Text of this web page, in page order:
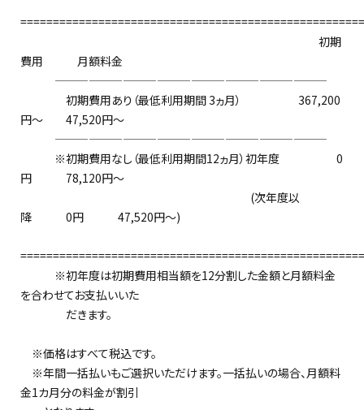
初期
費用 月額料金
————————————————————————
初期費用あり（最低利用期間 3ヵ月） 367,200
円～ 47,520円～
————————————————————————
※初期費用なし（最低利用期間12ヵ月）初年度 0
円 78,120円～
(次年度以
降 0円 47,520円～)
※初年度は初期費用相当額を12分割した金額と月額料金
を合わせてお支払いいた
だきます。
※価格はすべて税込です。
※年間一括払いもご選択いただけます。一括払いの場合、月額料
金1カ月分の料金が割引